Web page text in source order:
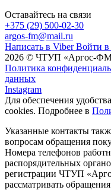
Оставайтесь на связи
+375 (29) 500-02-30
argos-fm@mail.ru
Написать в Viber Войти в
2026 © ЧТУП «Аргос-
Политика
данных
Instagram
Для обеспечения
cookies. Подробнее в
Указанные контакты
вопросам обращения
Номера телефонов
распорядительных
регистрации ЧТУП
рассматривать